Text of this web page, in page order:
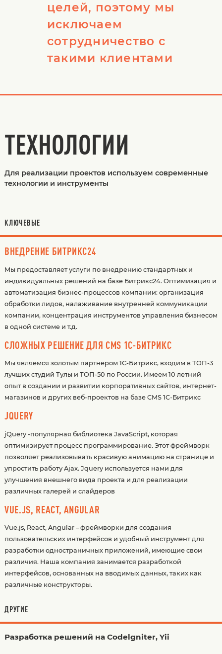
целей, поэтому мы
исключаем
сотрудничество с
такими клиентами
ТЕХНОЛОГИИ
Для реализации проектов используем современные
технологии и инструменты
КЛЮЧЕВЫЕ
ВНЕДРЕНИЕ БИТРИКС24
Мы предоставляет услуги по внедрению стандартных и
индивидуальных решений на базе Битрикс24. Оптимизация и
автоматизация бизнес-процессов компании: организация
обработки лидов, налаживание внутренней коммуникации
компании, концентрация инструментов управления бизнесом
в одной системе и т.д.
СЛОЖНЫХ РЕШЕНИЕ ДЛЯ CMS 1С-БИТРИКС
Мы являемся золотым партнером 1С-Битрикс, входим в ТОП-3
лучших студий Тулы и ТОП-50 по России. Имеем 10 летний
опыт в создании и развитии корпоративных сайтов, интернет-
магазинов и других веб-проектов на базе CMS 1C-Битрикс
JQUERY
jQuery -популярная библиотека JavaScript, которая
оптимизирует процесс программирование. Этот фреймворк
позволяет реализовывать красивую анимацию на странице и
упростить работу Ajax. Jquery используется нами для
улучшения внешнего вида проекта и для реализации
различных галерей и слайдеров
VUE.JS, REACT, ANGULAR
Vue.js, React, Angular – фреймворки для создания
пользовательских интерфейсов и удобный инструмент для
разработки одностраничных приложений, имеющие свои
различия. Наша компания занимается разработкой
интерфейсов, основанных на вводимых данных, таких как
различные конструкторы.
ДРУГИЕ
Разработка решений на Codelgniter, Yii